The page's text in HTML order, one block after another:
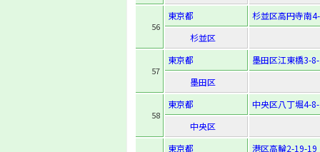
56
東京都
杉並区高円寺南
杉並区
57
東京都
墨田区江東橋3-
墨田区
58
東京都
中央区八丁堀4-
中央区
東京都
港区高輪2-19-19